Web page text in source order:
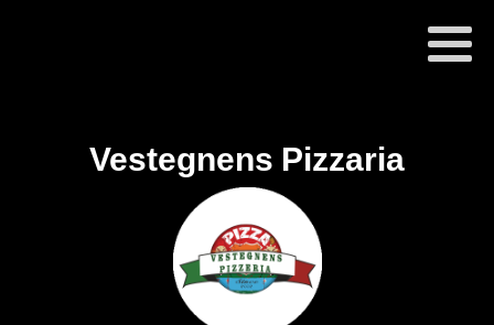
Vestegnens Pizzaria